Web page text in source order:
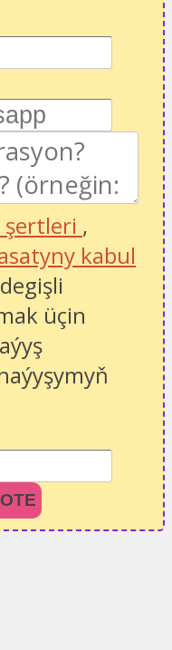
şertleri ,
kabul
üçin